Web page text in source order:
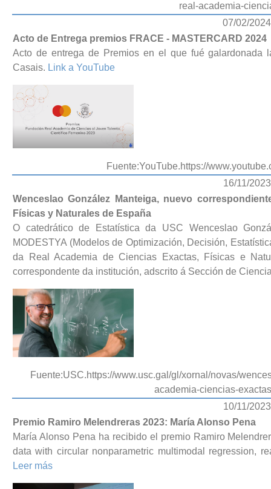
real-academia-
07/02/2024
Acto de Entrega premios FRACE - MASTERCARD 2024
Acto de entrega de Premios en el que fué galardonada
Casais. Link a YouTube
Fuente:YouTube.https://
16/11/2023
Wenceslao González Manteiga, nuevo
Físicas y Naturales de España
O catedrático de Estatística da USC Wenceslao
MODESTYA (Modelos de Optimización, Decisión,
da Real Academia de Ciencias Exactas, Físicas e
correspondente da institución, adscrito á Sección de
Fuente:USC.https://www.usc.gal/gl/xornal/novas/
academia-ciencias-
10/11/2023
Premio Ramiro Melendreras 2023: María Alonso Pena
María Alonso Pena ha recibido el premio Ramiro
data with circular nonparametric multimodal regression,
Leer más